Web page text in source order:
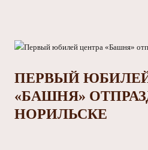
ПЕРВЫЙ
«БАШНЯ»
НОРИЛЬСКЕ